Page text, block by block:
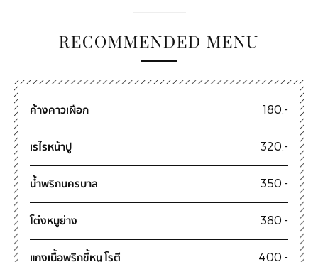
RECOMMENDED MENU
ค้างคาวเผือก 180.-
เรไรหน้าปู 320.-
น้ำพริกนครบาล 350.-
โต่งหมูย่าง 380.-
แกงเนื้อพริกขี้หนู โรตี 400.-